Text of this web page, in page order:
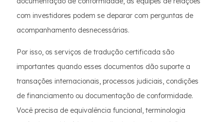
com investidores podem se deparar com perguntas de
acompanhamento desnecessárias.
Por isso, os serviços de tradução certificada são
importantes quando esses documentos dão suporte a
transações internacionais, processos judiciais, condições
de financiamento ou documentação de conformidade.
Você precisa de equivalência funcional, terminologia